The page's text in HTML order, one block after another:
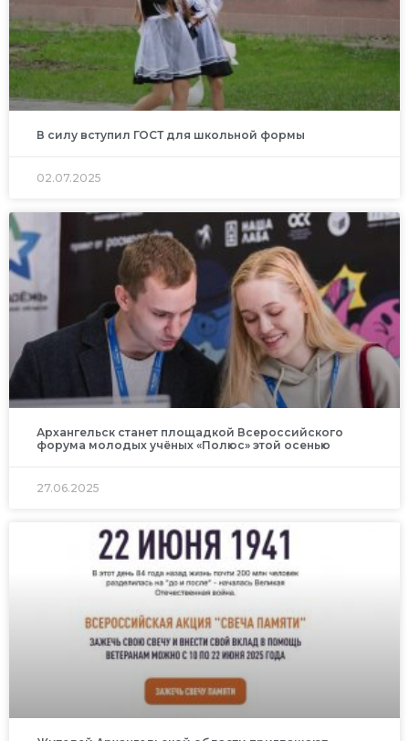
В силу вступил ГОСТ для школьной формы
02.07.2025
Архангельск станет площадкой Всероссийского
форума молодых учёных «Полюс» этой осенью
27.06.2025